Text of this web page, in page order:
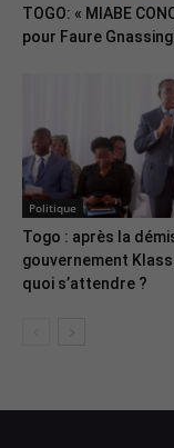
TOGO: « MIABE
pour Faure
Politique
Togo : après la
gouvernement
quoi s’attendre ?